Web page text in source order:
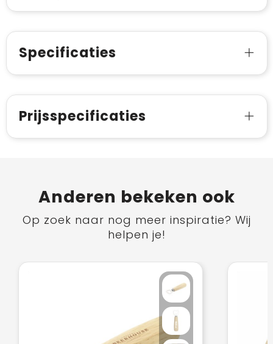
Specificaties
Prijsspecificaties
Anderen bekeken ook
Op zoek naar nog meer inspiratie? Wij
helpen je!